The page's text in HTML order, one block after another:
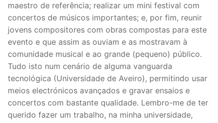
maestro de referência; realizar um mini festival com
concertos de músicos importantes; e, por fim, reunir
jovens compositores com obras compostas para este
evento e que assim as ouviam e as mostravam à
comunidade musical e ao grande (pequeno) público.
Tudo isto num cenário de alguma vanguarda
tecnológica (Universidade de Aveiro), permitindo usar
meios electrónicos avançados e gravar ensaios e
concertos com bastante qualidade. Lembro-me de ter
querido fazer um trabalho, na minha universidade,